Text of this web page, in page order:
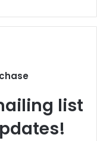
list